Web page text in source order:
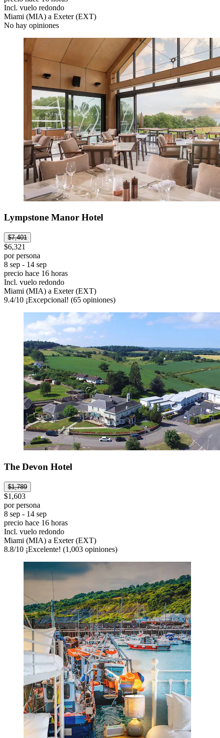
Incl. vuelo redondo
Miami (MIA) a Exeter (EXT)
No hay opiniones
Lympstone Manor Hotel
$7,401
$6,321
por persona
8 sep - 14 sep
precio hace 16 horas
Incl. vuelo redondo
Miami (MIA) a Exeter (EXT)
9.4/10 ¡Excepcional! (65 opiniones)
The Devon Hotel
$1,789
$1,603
por persona
8 sep - 14 sep
precio hace 16 horas
Incl. vuelo redondo
Miami (MIA) a Exeter (EXT)
8.8/10 ¡Excelente! (1,003 opiniones)